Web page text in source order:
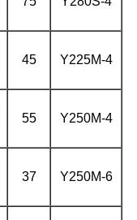
45 Y225M-4
55 Y250M-4
37 Y250M-6